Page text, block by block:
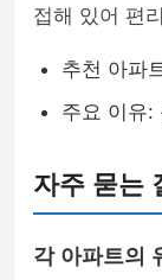
접해 있어 편
추천 아파
주요 이유:
자주 묻는
각 아파트의